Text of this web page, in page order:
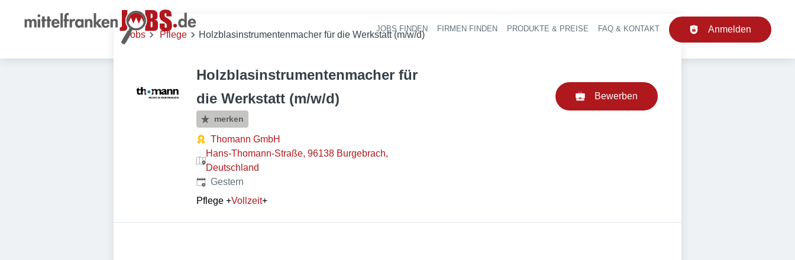
Haupt-Navigation
JOBS FINDEN FIRMEN FINDEN PRODUKTE & PREISE FAQ & KONTAKT Anmelden
Jobs Pflege Holzblasinstrumentenmacher für die Werkstatt (m/w/d)
Holzblasinstrumentenmacher für
die Werkstatt (m/w/d)
merken
Thomann GmbH
Hans-Thomann-Straße, 96138 Burgebrach,
Deutschland
Veröffentlicht
Gestern
Pflege +Vollzeit+
Bewerben